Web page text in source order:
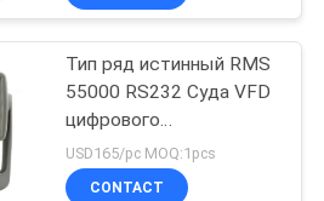
Тип ряд истинный RMS
55000 RS232 Суда VFD
цифрового
вольтамперомметра
автоматический
USD165/pc MOQ:1pcs
CONTACT